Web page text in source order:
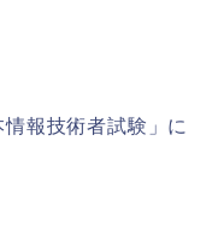
報技術者試験」に